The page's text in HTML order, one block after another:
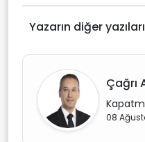
Yazarın diğer yazıları
Çağrı
08